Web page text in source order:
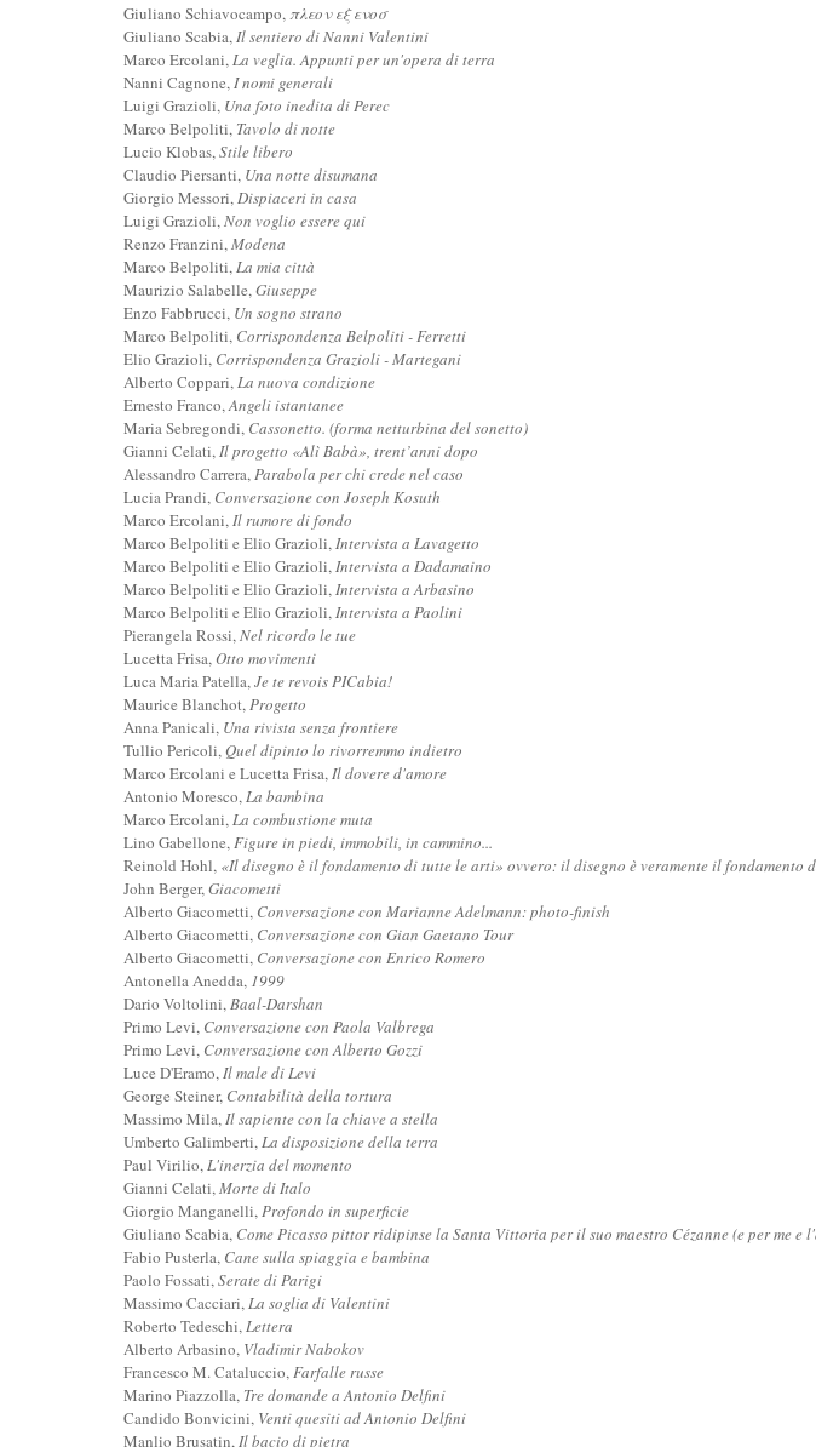
Giuliano Schiavocampo,πλεον εξ ενοσ
Giuliano Scabia,Il sentiero di Nanni Valentini
Marco Ercolani,La veglia. Appunti per un'opera di terra
Nanni Cagnone,I nomi generali
Luigi Grazioli, Una foto inedita di Perec
Marco Belpoliti, Tavolo di notte
Lucio Klobas,Stile libero
Claudio Piersanti, Una notte disumana
Giorgio Messori,Dispiaceri in casa
Luigi Grazioli,Non voglio essere qui
Renzo Franzini,Modena
Marco Belpoliti,La mia città
Maurizio Salabelle,Giuseppe
Enzo Fabbrucci, Un sogno strano
Marco Belpoliti, Corrispondenza Belpoliti - Ferretti
Elio Grazioli, Corrispondenza Grazioli - Martegani
Alberto Coppari,La nuova condizione
Ernesto Franco,Angeli istantanee
Maria Sebregondi, Cassonetto. (forma netturbina del sonetto)
Gianni Celati,Il progetto «Alì Babà», trent’anni dopo
Alessandro Carrera,Parabola per chi crede nel caso
Lucia Prandi, Conversazione con Joseph Kosuth
Marco Ercolani,Il rumore di fondo
Marco Belpoliti e Elio Grazioli,Intervista a Lavagetto
Marco Belpoliti e Elio Grazioli,Intervista a Dadamaino
Marco Belpoliti e Elio Grazioli,Intervista a Arbasino
Marco Belpoliti e Elio Grazioli,Intervista a Paolini
Pierangela Rossi,Nel ricordo le tue
Lucetta Frisa,Otto movimenti
Luca Maria Patella,Je te revois PICabia!
Maurice Blanchot,Progetto
Anna Panicali, Una rivista senza frontiere
Tullio Pericoli,Quel dipinto lo rivorremmo indietro
Marco Ercolani e Lucetta Frisa,Il dovere d'amore
Antonio Moresco,La bambina
Marco Ercolani,La combustione muta
Lino Gabellone,Figure in piedi, immobili, in cammino...
Reinold Hohl, «Il disegno è il fondamento di tutte le arti» ovvero: il disegno è veramente il fondamento
John Berger,Giacometti
Alberto Giacometti, Conversazione con Marianne Adelmann: photo-finish
Alberto Giacometti, Conversazione con Gian Gaetano Tour
Alberto Giacometti, Conversazione con Enrico Romero
Antonella Anedda, 1999
Dario Voltolini,Baal-Darshan
Primo Levi, Conversazione con Paola Valbrega
Primo Levi, Conversazione con Alberto Gozzi
Luce D'Eramo,Il male di Levi
George Steiner, Contabilità della tortura
Massimo Mila,Il sapiente con la chiave a stella
Umberto Galimberti,La disposizione della terra
Paul Virilio,L'inerzia del momento
Gianni Celati,Morte di Italo
Giorgio Manganelli,Profondo in superficie
Giuliano Scabia, Come Picasso pittor ridipinse la Santa Vittoria per il suo maestro Cézanne (e per me
Fabio Pusterla, Cane sulla spiaggia e bambina
Paolo Fossati,Serate di Parigi
Massimo Cacciari,La soglia di Valentini
Roberto Tedeschi,Lettera
Alberto Arbasino, Vladimir Nabokov
Francesco M. Cataluccio,Farfalle russe
Marino Piazzolla, Tre domande a Antonio Delfini
Candido Bonvicini, Venti quesiti ad Antonio Delfini
Manlio Brusatin,Il bacio di pietra